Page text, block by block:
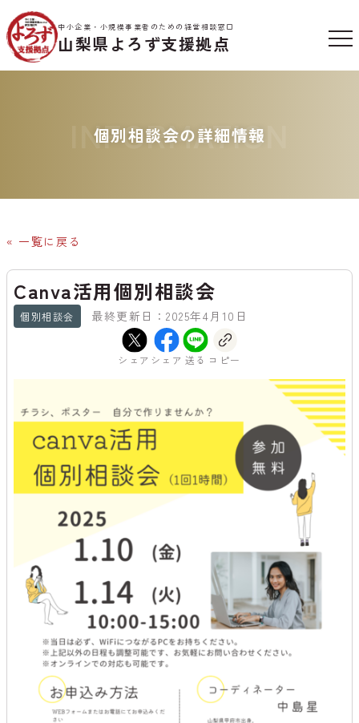
中小企業・小規模事業者のための経営相談窓口
山梨県よろず支援拠点
個別相談会の詳細情報
INFORMATION
« 一覧に戻る
Canva活用個別相談会
個別相談会 最終更新日：2025年4月10日
シェア シェア 送る コピー